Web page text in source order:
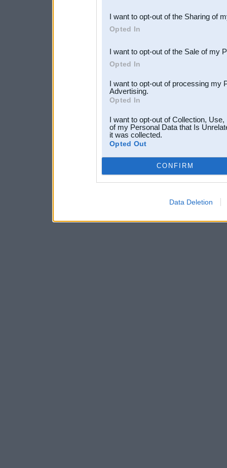
Downstream Participants
third parties.
I want to opt-out of the Sharing of
Opted In
I want to opt-out of the Sale of my
Opted In
I want to opt-out of processing my
Advertising.
Opted In
I want to opt-out of Collection,
of my Personal Data that Is
it was collected.
Opted Out
CONFIRM
Data Deletion